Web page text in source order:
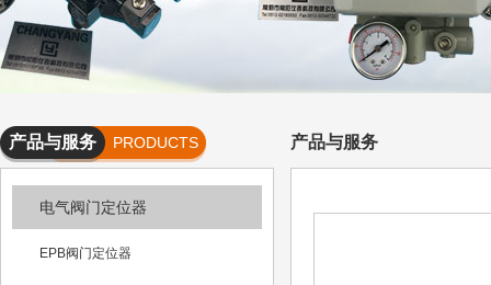
产品与服务
PRODUCTS
SERVICES
电气阀门定位器
EPB阀门定位器
产品与服务